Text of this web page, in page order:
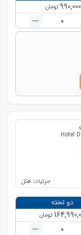
990,000 تومان
0
Hotel
جزئیات هتل
دو تخته
تومان
0